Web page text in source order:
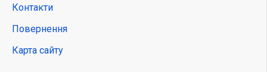
Контакти
Повернення
Карта сайту